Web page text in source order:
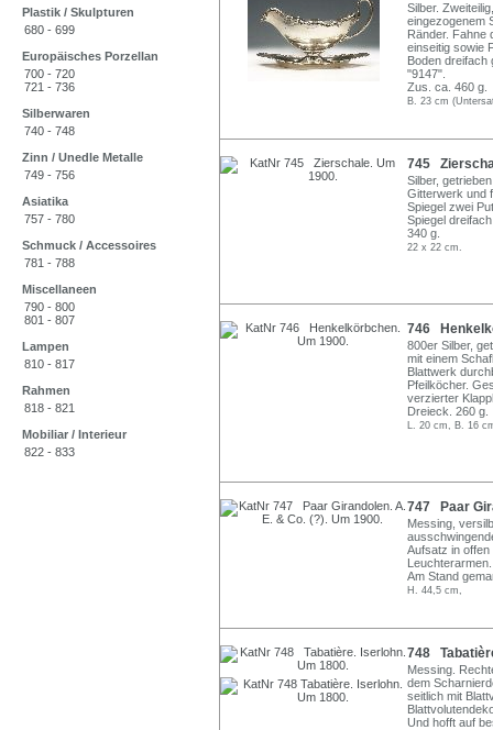
Plastik / Skulpturen
680 - 699
Europäisches Porzellan
700 - 720
721 - 736
Silberwaren
740 - 748
Zinn / Unedle Metalle
749 - 756
Asiatika
757 - 780
Schmuck / Accessoires
781 - 788
Miscellaneen
790 - 800
801 - 807
Lampen
810 - 817
Rahmen
818 - 821
Mobiliar / Interieur
822 - 833
Silber.
eingezogenem
Ränder. Fahne
einseitig sowie
Boden dreifach
"9147".
Zus. ca. 460 g.
B. 23 cm
745
Silber,
Gitterwerk und
Spiegel zwei
Spiegel
340 g.
22 x 22 cm.
746
800er Silber,
mit einem
Blattwerk
Pfeilköcher.
verzierter
Dreieck. 260 g.
L. 20 cm, B. 16
747 Paar
Messing,
Aufsatz in
Am Stand
H. 44,5 cm,
748
Messing.
dem
seitlich mit
Und hofft auf